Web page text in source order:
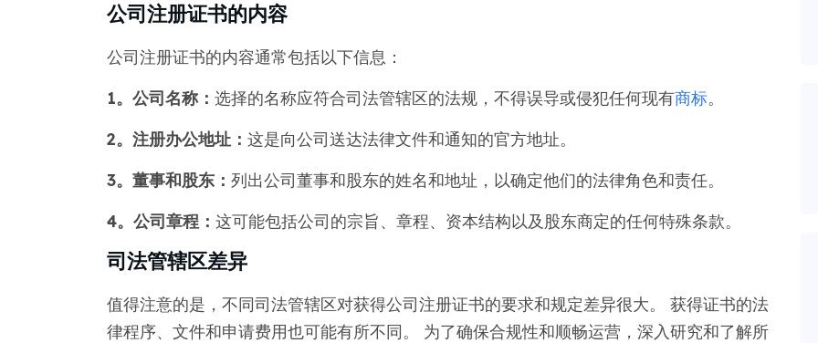
公司注册证书的内容
公司注册证书的内容通常包括以下信息：
1。公司名称： 选择的名称应符合司法管辖区的法规，不得误导或侵犯任何现有商标。
2。注册办公地址： 这是向公司送达法律文件和通知的官方地址。
3。董事和股东： 列出公司董事和股东的姓名和地址，以确定他们的法律角色和责任。
4。公司章程： 这可能包括公司的宗旨、章程、资本结构以及股东商定的任何特殊条款。
司法管辖区差异
值得注意的是，不同司法管辖区对获得公司注册证书的要求和规定差异很大。 获得证书的法
律程序、文件和申请费用也可能有所不同。 为了确保合规性和顺畅运营，深入研究和了解所